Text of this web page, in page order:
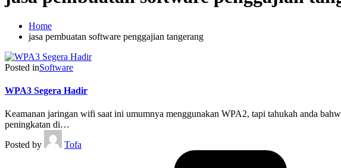
Home
jasa pembuatan software penggajian tangerang
Posted inSoftware
WPA3 Segera Hadir
Keamanan jaringan wifi saat ini umumnya menggunakan WPA2, tapi tahukah anda
peningkatan di…
Posted by
Tofa